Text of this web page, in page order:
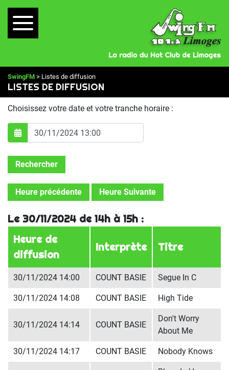
SwingFM > Listes de diffusion
LISTES DE DIFFUSION
Choisissez votre date et votre tranche horaire :
Rechercher
Heure précédente Heure Suivante
Le 30/11/2024 de 14h à 15h :
Heure de
diffusion
Interprète Titre
30/11/2024 14:00 COUNT BASIE Segue In C
30/11/2024 14:08 COUNT BASIE High Tide
30/11/2024 14:14 COUNT BASIE
Don't Worry
About Me
30/11/2024 14:17 COUNT BASIE Nobody Knows